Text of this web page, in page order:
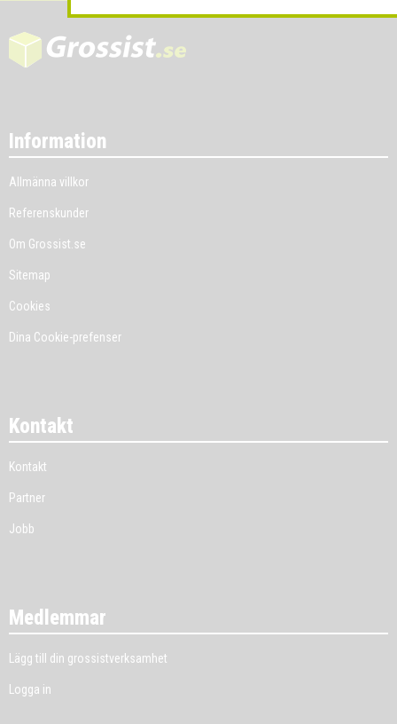
Information
Allmänna villkor
Referenskunder
Om Grossist.se
Sitemap
Cookies
Dina Cookie-prefenser
Kontakt
Kontakt
Partner
Jobb
Medlemmar
Lägg till din grossistverksamhet
Logga in